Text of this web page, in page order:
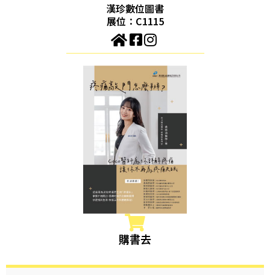
漢珍數位圖書
展位：C1115
購書去